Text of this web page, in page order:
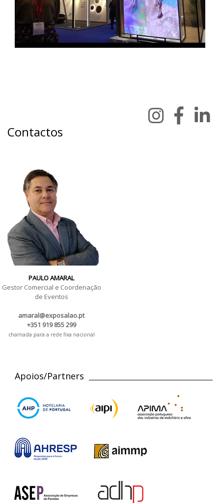
Contactos
PAULO AMARAL
Gestor Comercial e Coordenação
de Eventos
amaral@exposalao.pt
+351 919 855 299
chamada para a rede fixa nacional
Apoios/Partners